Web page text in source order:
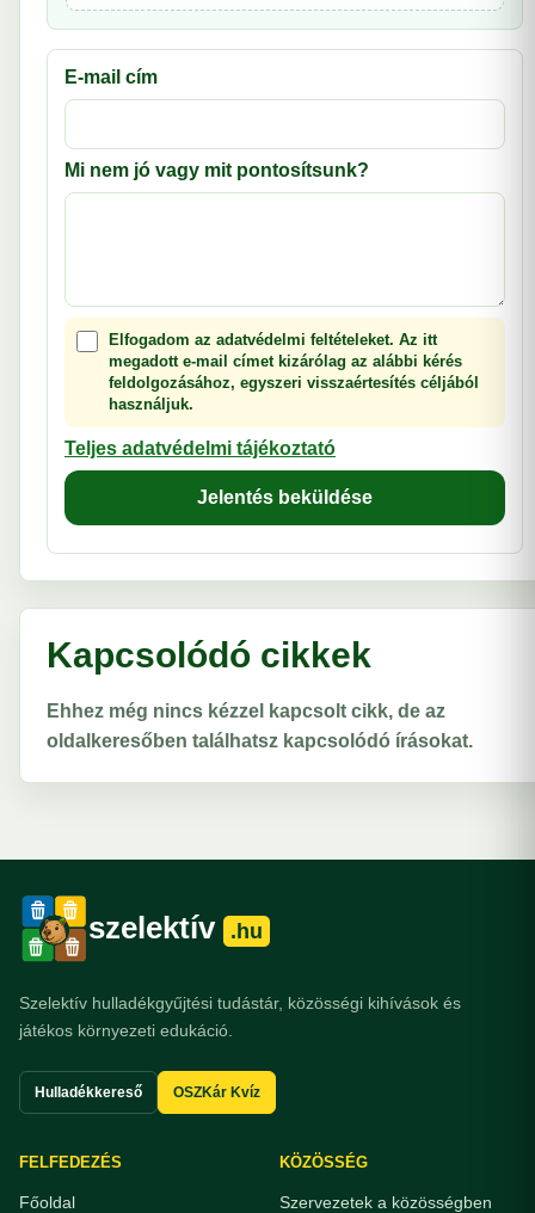
E-mail cím
Mi nem jó vagy mit pontosítsunk?
Elfogadom az adatvédelmi feltételeket. Az itt
megadott e-mail címet kizárólag az alábbi kérés
feldolgozásához, egyszeri visszaértesítés céljából
használjuk.
Teljes adatvédelmi tájékoztató
Jelentés beküldése
Kapcsolódó cikkek
Ehhez még nincs kézzel kapcsolt cikk, de az
oldalkeresőben találhatsz kapcsolódó írásokat.
szelektív .hu
Szelektív hulladékgyűjtési tudástár, közösségi kihívások és
játékos környezeti edukáció.
Hulladékkereső OSZKár Kvíz
FELFEDEZÉS
Főoldal
KÖZÖSSÉG
Szervezetek a közösségben